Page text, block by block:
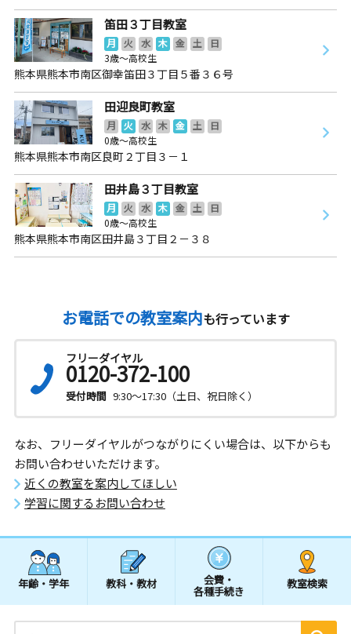
笛田３丁目教室
月 火 水 木 金 土
日
3歳～高校生
熊本県熊本市南区御幸笛田３丁目５番３６号
田迎良町教室
月 火 水 木 金 土
日
0歳～高校生
熊本県熊本市南区良町２丁目３－１
田井島３丁目教室
月 火 水 木 金 土
日
0歳～高校生
熊本県熊本市南区田井島３丁目２－３８
お電話での教室案内も行っています
フリーダイヤル
0120-372-100
受付時間 9:30～17:30（土日、祝日除く）
なお、フリーダイヤルがつながりにくい場合は、以下からも
お問い合わせいただけます。
近くの教室を案内してほしい
学習に関するお問い合わせ
年齢・学年 教科・教材 会費・
各種手続き
教室検索